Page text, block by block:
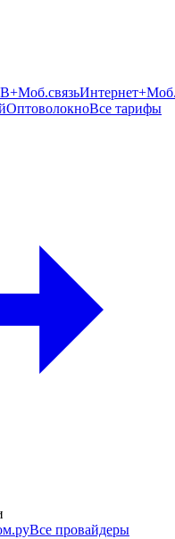
ОптоволокноВсе тарифы
Все провайдеры